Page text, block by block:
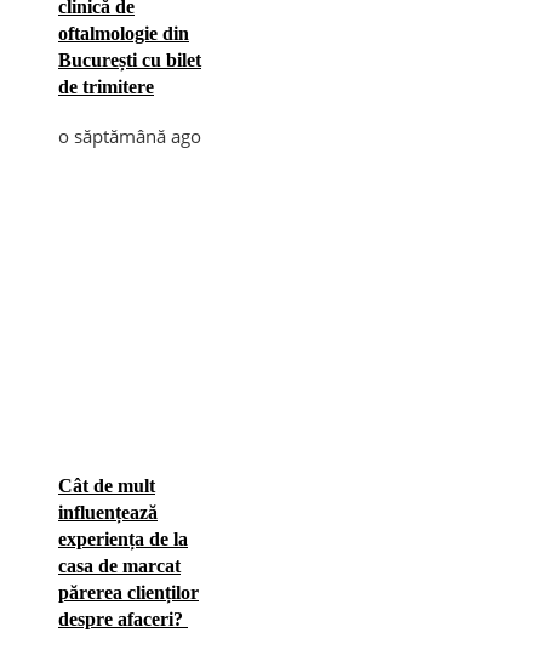
clinică de
oftalmologie din
București cu bilet
de trimitere
o săptămână ago
Cât de mult
influențează
experiența de la
casa de marcat
părerea clienților
despre afaceri?